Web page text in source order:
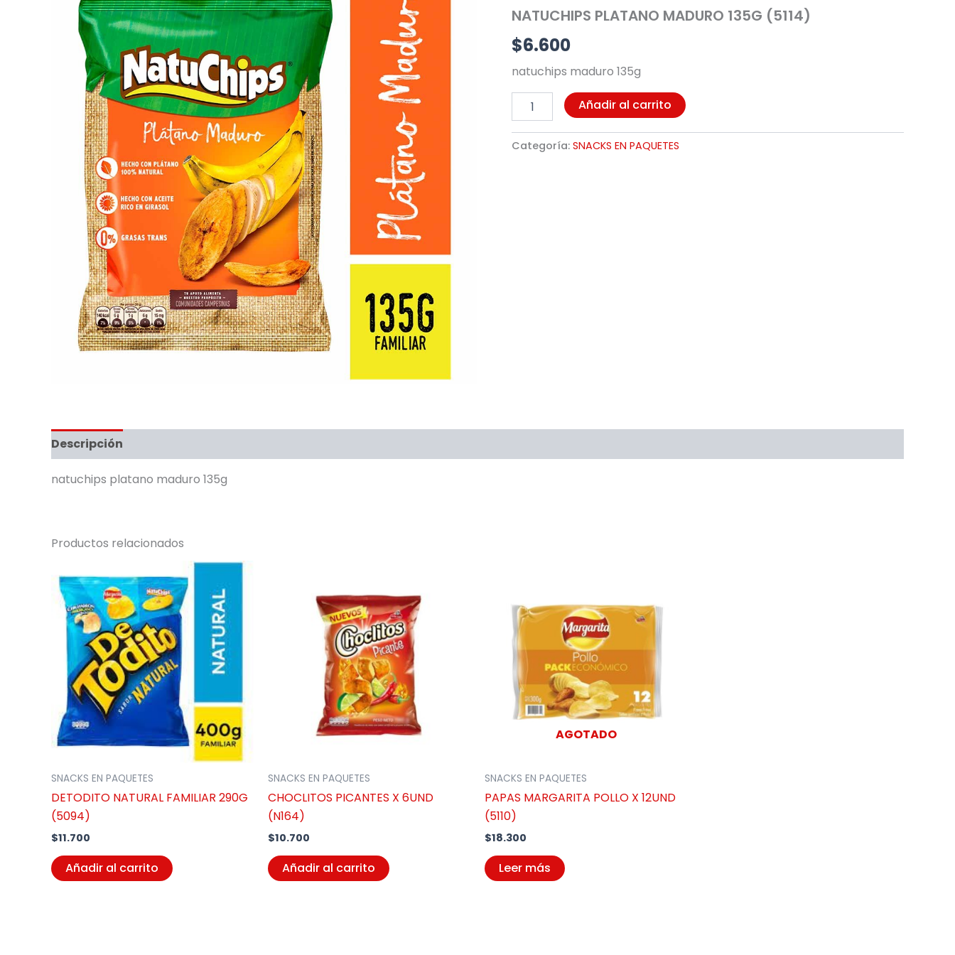
NATUCHIPS PLATANO MADURO 135G (5114)
$6.600
natuchips maduro 135g
(5114)
cantidad
Añadir al carrito
Categoría: SNACKS EN PAQUETES
Descripción
natuchips platano maduro 135g
Productos relacionados
SNACKS EN PAQUETES
DETODITO NATURAL FAMILIAR 290G
(5094)
$11.700
Añadir al carrito
SNACKS EN PAQUETES
CHOCLITOS PICANTES X 6UND
(N164)
$10.700
Añadir al carrito
AGOTADO
SNACKS EN PAQUETES
PAPAS MARGARITA POLLO X 12UND
(5110)
$18.300
Leer más